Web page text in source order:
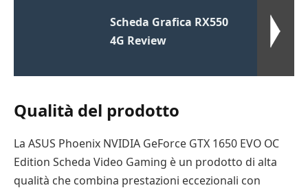
Scheda Grafica RX550
4G Review
Qualità del prodotto
La ASUS Phoenix NVIDIA GeForce GTX 1650 EVO OC
Edition Scheda Video Gaming è un prodotto di alta
qualità che combina prestazioni eccezionali con